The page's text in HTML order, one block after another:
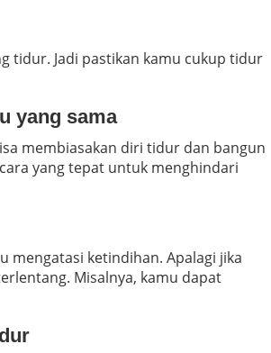
tidur. Jadi pastikan kamu cukup tidur
yang sama
membiasakan diri tidur dan bangun
yang tepat untuk menghindari
mengatasi ketindihan. Apalagi jika
Misalnya, kamu dapat